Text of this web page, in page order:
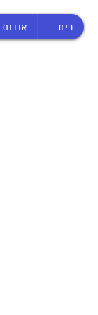
בית אודות